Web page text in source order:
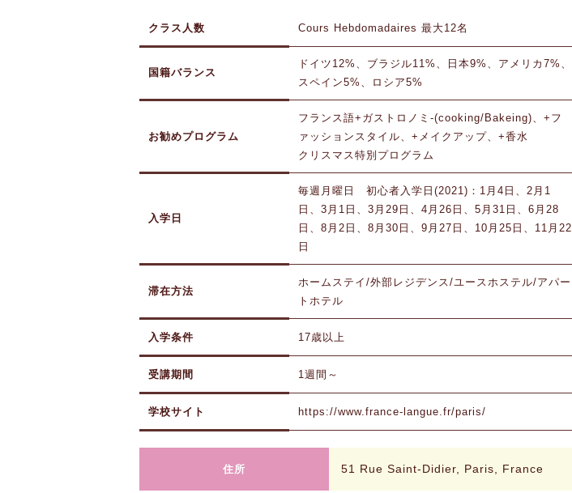
クラス人数 Cours Hebdomadaires 最大12名
国籍バランス
ドイツ12%、ブラジル11%、日本9%、アメリカ7%、
スペイン5%、ロシア5%
お勧めプログラム
フランス語+ガストロノミ-(cooking/Bakeing)、+フ
ァッションスタイル、+メイクアップ、+香水
クリスマス特別プログラム
入学日
毎週月曜日 初心者入学日(2021)：1月4日、2月1
日、3月1日、3月29日、4月26日、5月31日、6月28
日、8月2日、8月30日、9月27日、10月25日、11月22
日
滞在方法
ホームステイ/外部レジデンス/ユースホステル/アパー
トホテル
入学条件 17歳以上
受講期間 1週間～
学校サイト https://www.france-langue.fr/paris/
住所 51 Rue Saint-Didier, Paris, France